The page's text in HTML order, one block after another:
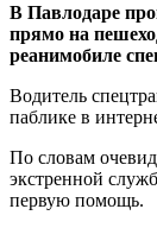
В Павлодаре
прямо на
реанимобиле
Водитель
паблике в
По словам
экстренной
первую помощь.